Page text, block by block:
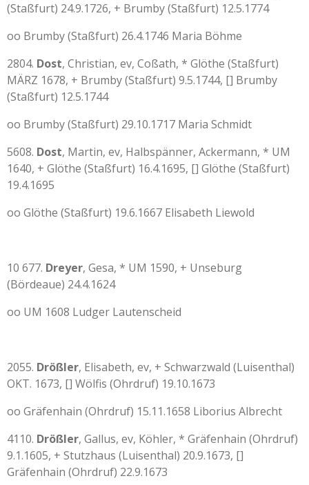
(Staßfurt) 24.9.1726, + Brumby (Staßfurt) 12.5.1774
oo Brumby (Staßfurt) 26.4.1746 Maria Böhme
2804. Dost, Christian, ev, Coßath, * Glöthe (Staßfurt)
MÄRZ 1678, + Brumby (Staßfurt) 9.5.1744, [] Brumby
(Staßfurt) 12.5.1744
oo Brumby (Staßfurt) 29.10.1717 Maria Schmidt
5608. Dost, Martin, ev, Halbspänner, Ackermann, * UM
1640, + Glöthe (Staßfurt) 16.4.1695, [] Glöthe (Staßfurt)
19.4.1695
oo Glöthe (Staßfurt) 19.6.1667 Elisabeth Liewold
10 677. Dreyer, Gesa, * UM 1590, + Unseburg
(Bördeaue) 24.4.1624
oo UM 1608 Ludger Lautenscheid
2055. Drößler, Elisabeth, ev, + Schwarzwald (Luisenthal)
OKT. 1673, [] Wölfis (Ohrdruf) 19.10.1673
oo Gräfenhain (Ohrdruf) 15.11.1658 Liborius Albrecht
4110. Drößler, Gallus, ev, Köhler, * Gräfenhain (Ohrdruf)
9.1.1605, + Stutzhaus (Luisenthal) 20.9.1673, []
Gräfenhain (Ohrdruf) 22.9.1673